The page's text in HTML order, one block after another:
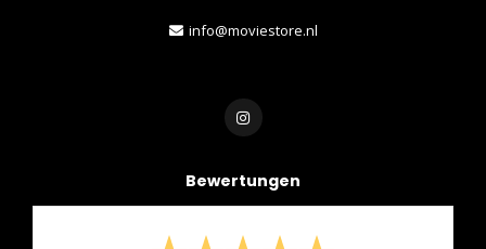
info@moviestore.nl
Bewertungen